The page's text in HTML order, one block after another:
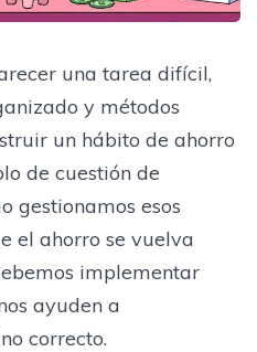
una tarea difícil,
y métodos
un hábito de ahorro
de cuestión de
gestionamos esos
el ahorro se vuelva
implementar
ayuden a
correcto.